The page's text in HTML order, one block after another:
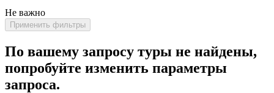
Не важно
Применить фильтры
По вашему запросу туры не найдены,
попробуйте изменить параметры
запроса.